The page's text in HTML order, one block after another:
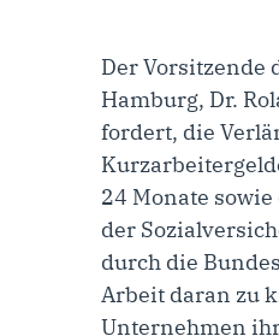
KONTAKT
SPENDEN
MITGLIED
Der Vorsitzende
Hamburg, Dr.
fordert, die
24 Monate
der
durch die
Arbeit daran zu
Unternehmen